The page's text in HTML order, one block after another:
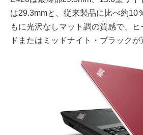
は29.3mmと、従来製品に比べ約10
もに光沢なしマット調の質感で、
ドまたはミッドナイト・ブラックが